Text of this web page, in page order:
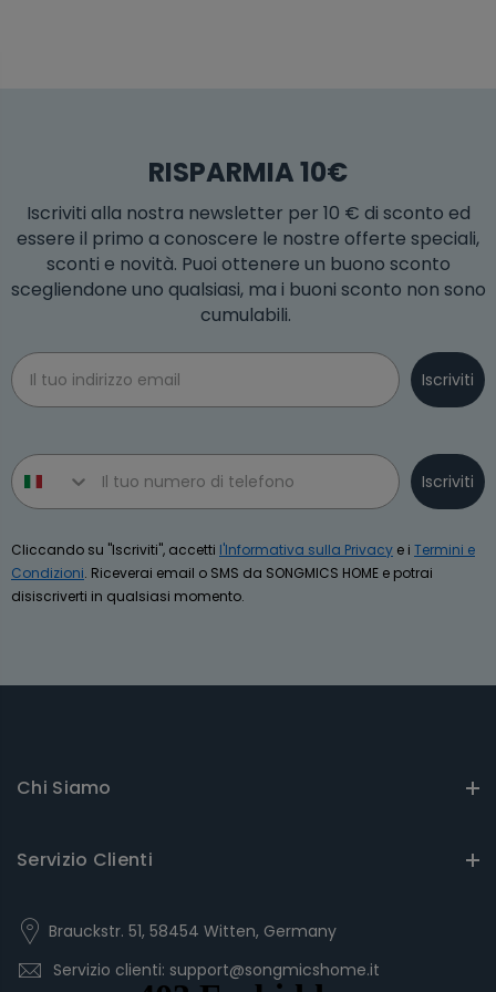
RISPARMIA 10€
Iscriviti alla nostra newsletter per 10 € di sconto ed
essere il primo a conoscere le nostre offerte speciali,
sconti e novità. Puoi ottenere un buono sconto
scegliendone uno qualsiasi, ma i buoni sconto non sono
cumulabili.
Email
Iscriviti
Phone number
Iscriviti
Cliccando su "Iscriviti", accetti l'Informativa sulla Privacy e i Termini e
Condizioni. Riceverai email o SMS da SONGMICS HOME e potrai
disiscriverti in qualsiasi momento.
Chi Siamo
Servizio Clienti
Brauckstr. 51, 58454 Witten, Germany
Servizio clienti: support@songmicshome.it